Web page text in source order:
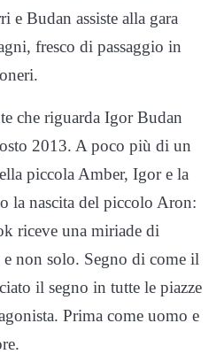
e Budan assiste alla gara
fresco di passaggio in
che riguarda Igor Budan
2013. A poco più di un
piccola Amber, Igor e la
la nascita del piccolo Aron:
riceve una miriade di
non solo. Segno di come il
il segno in tutte le piazze
Prima come uomo e